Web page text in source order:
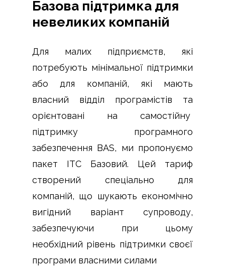
Базова підтримка для
невеликих компаній
Для малих підприємств, які
потребують мінімальної підтримки
або для компаній, які мають
власний відділ програмістів та
орієнтовані на самостійну
підтримку програмного
забезпечення BAS, ми пропонуємо
пакет ІТС Базовий. Цей тариф
створений спеціально для
компаній, що шукають економічно
вигідний варіант супроводу,
забезпечуючи при цьому
необхідний рівень підтримки своєї
програми власними силами